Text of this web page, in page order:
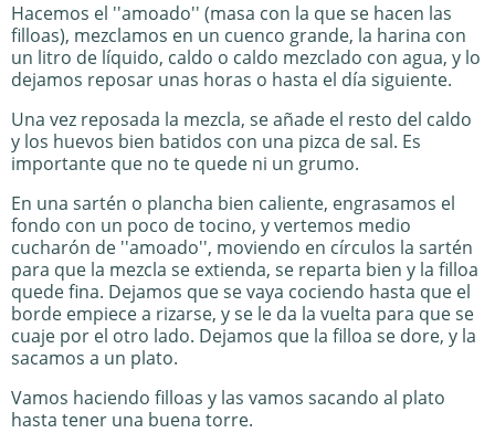
Hacemos el ''amoado'' (masa con la que se hacen las
filloas), mezclamos en un cuenco grande, la harina con
un litro de líquido, caldo o caldo mezclado con agua, y lo
dejamos reposar unas horas o hasta el día siguiente.
Una vez reposada la mezcla, se añade el resto del caldo
y los huevos bien batidos con una pizca de sal. Es
importante que no te quede ni un grumo.
En una sartén o plancha bien caliente, engrasamos el
fondo con un poco de tocino, y vertemos medio
cucharón de ''amoado'', moviendo en círculos la sartén
para que la mezcla se extienda, se reparta bien y la filloa
quede fina. Dejamos que se vaya cociendo hasta que el
borde empiece a rizarse, y se le da la vuelta para que se
cuaje por el otro lado. Dejamos que la filloa se dore, y la
sacamos a un plato.
Vamos haciendo filloas y las vamos sacando al plato
hasta tener una buena torre.